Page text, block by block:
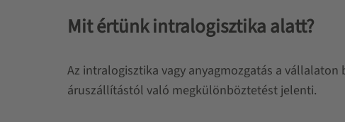
Mit értünk intralogisztika alatt?
Az intralogisztika vagy anyagmozgatás a
áruszállítástól való megkülönböztetést jelenti.